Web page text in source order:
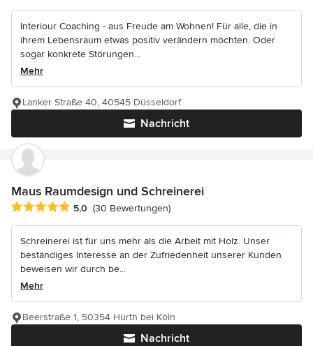
Interiour Coaching - aus Freude am Wohnen! Für alle, die in
ihrem Lebensraum etwas positiv verändern möchten. Oder
sogar konkrete Störungen...
Mehr
Nachricht
Lanker Straße 40, 40545 Düsseldorf
Maus Raumdesign und Schreinerei
Durchschnittliche Bewertung: 5 von 5 Sternen
5,0 (30 Bewertungen)
Schreinerei ist für uns mehr als die Arbeit mit Holz. Unser
beständiges Interesse an der Zufriedenheit unserer Kunden
beweisen wir durch be...
Mehr
Nachricht
Beerstraße 1, 50354 Hürth bei Köln